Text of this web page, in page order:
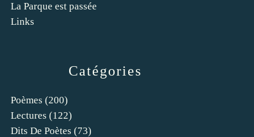
Catégories
Poèmes (200)
Lectures (122)
Dits De Poètes (73)
La Parque est passée
Links